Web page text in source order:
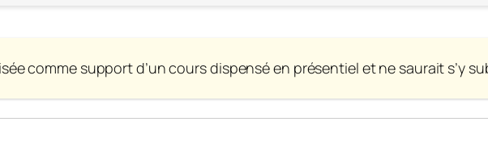
comme support d’un cours dispensé en présentiel et ne saurait s’y